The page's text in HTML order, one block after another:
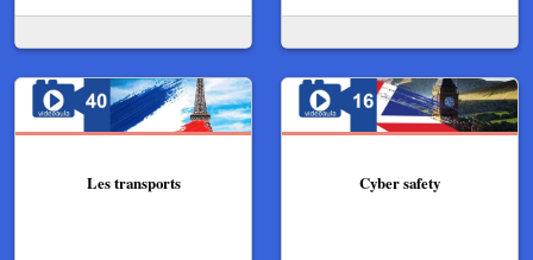
Les transports Cyber safety